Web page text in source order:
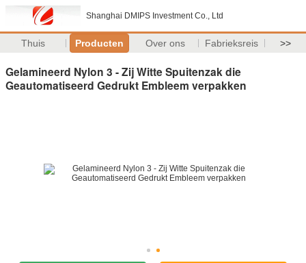
Shanghai DMIPS Investment Co., Ltd
Thuis Producten Over ons Fabrieksreis >>
Gelamineerd Nylon 3 - Zij Witte Spuitenzak die
Geautomatiseerd Gedrukt Embleem verpakken